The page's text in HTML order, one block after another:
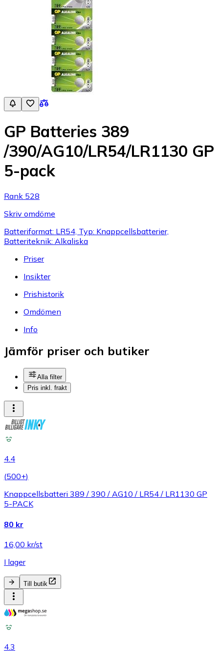
GP Batteries 389
/390/AG10/LR54/LR1130 GP
5-pack
Rank 528
Skriv omdöme
Batteriformat: LR54, Typ: Knappcellsbatterier,
Batteriteknik: Alkaliska
Priser
Insikter
Prishistorik
Omdömen
Info
Jämför priser och butiker
Alla filter
Pris inkl. frakt
4.4
(500+)
Knappcellsbatteri 389 / 390 / AG10 / LR54 / LR1130 GP
5-PACK
80 kr
16,00 kr/st
I lager
Till butik
4.3